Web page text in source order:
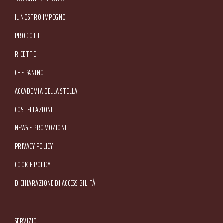
IL NOSTRO IMPEGNO
PRODOTTI
RICETTE
CHE PANINO!
ACCADEMIA DELLA STELLA
COSTELLAZIONI
NEWS E PROMOZIONI
Footer Service Menu
PRIVACY POLICY
COOKIE POLICY
DICHIARAZIONE DI ACCESSIBILITÀ